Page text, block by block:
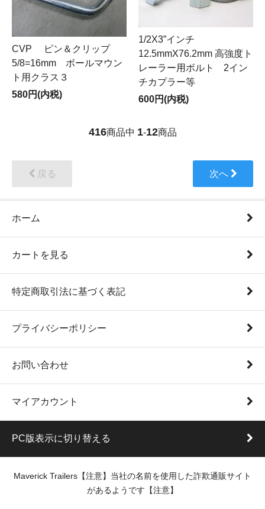
CVP ピン＆クリップ
5/8=16mm ボールマウン
ト用クラス３
580円(内税)
1/2X3”インチ
12.5mmX76.2mm 高強度ト
レーラー用ボルト 2イン
チカプラー等
600円(内税)
416商品中 1-12商品
戻る 次へ
ホーム
カートを見る
特定商取引法に基づく表記
プライバシーポリシー
お問い合わせ
マイアカウント
PC版表示に切り替える
Maverick Trailers【注意】当社の名前を使用した詐欺通販サイト
があるようです【注意】